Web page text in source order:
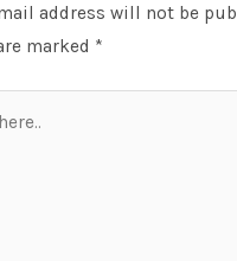
address will not be
marked *